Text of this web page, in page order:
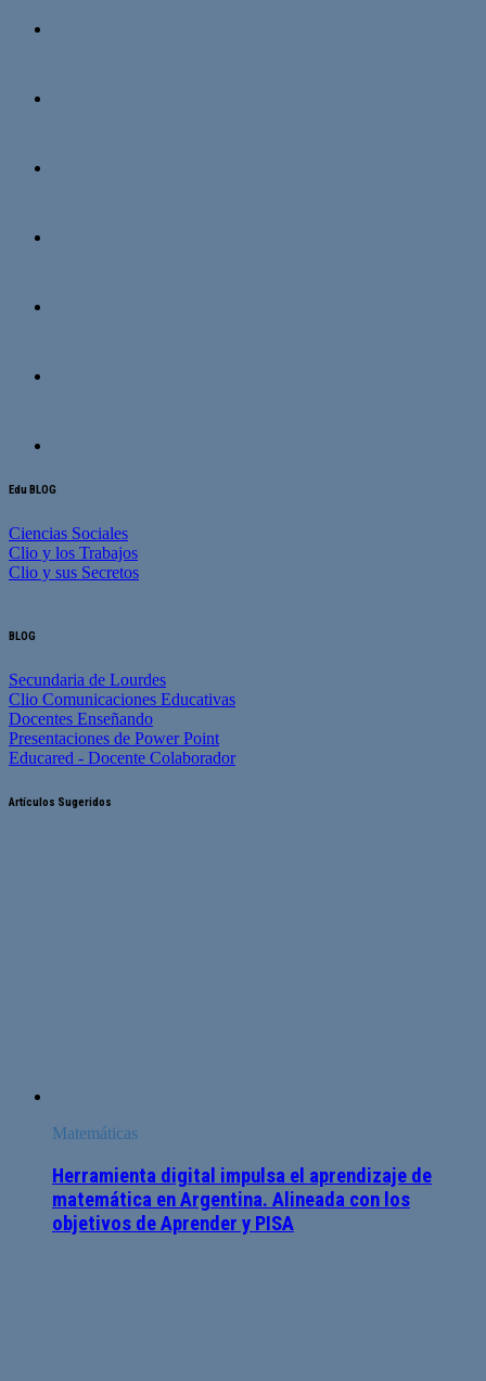
Edu BLOG
Ciencias Sociales
Clio y los Trabajos
Clio y sus Secretos
BLOG
Secundaria de Lourdes
Clio Comunicaciones Educativas
Docentes Enseñando
Presentaciones de Power Point
Educared - Docente Colaborador
Artículos Sugeridos
Matemáticas
Herramienta digital impulsa el aprendizaje de
matemática en Argentina. Alineada con los
objetivos de Aprender y PISA